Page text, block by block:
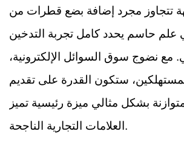
تتجاوز مجرد إضافة بضع قطرات من
علم حاسم يحدد كامل تجربة التدخين
مع نضوج سوق السوائل الإلكترونية،
ستكون القدرة على تقديم
بشكل مثالي ميزة رئيسية تميز
العلامات التجارية الناجحة.